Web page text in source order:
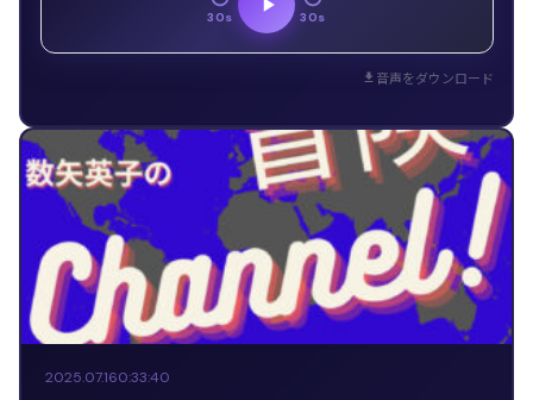
30s 30s
音声をダウンロード
2025.07.160:33:40